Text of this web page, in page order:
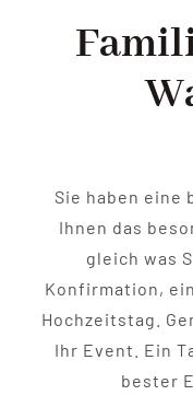
Sie haben eine
Ihnen das
gleich was
Konfirmation,
Hochzeitstag.
Ihr Event. Ein
bester